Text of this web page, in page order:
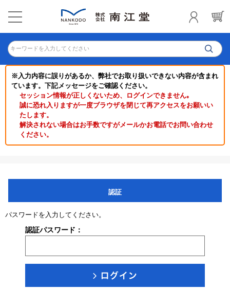
キーワードを入力してください
※入力内容に誤りがあるか、弊社でお取り扱いできない内容が含まれ
ています。下記メッセージをご確認ください。
セッション情報が正しくないため、ログインできません｡
誠に恐れ入りますが一度ブラウザを閉じて再アクセスをお願いい
たします。
解決されない場合はお手数ですがメールかお電話でお問い合わせ
ください。
認証
パスワードを入力してください。
認証パスワード：